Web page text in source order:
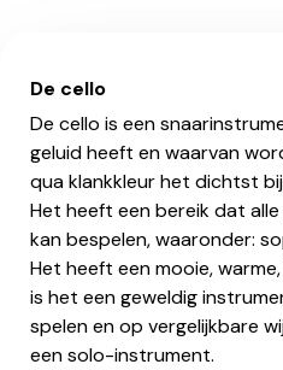
De cello
De cello is een
geluid heeft en waarvan
qua klankkleur het dichtst
Het heeft een bereik dat
kan bespelen, waaronder:
Het heeft een mooie,
is het een geweldig
spelen en op vergelijkbare
een solo-instrument.